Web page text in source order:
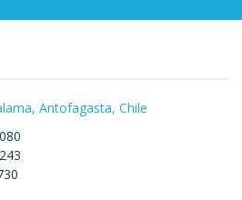
Antofagasta, Chile